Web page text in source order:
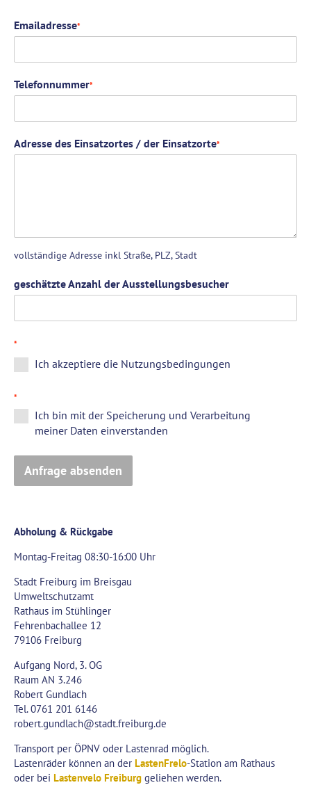
Emailadresse*
Telefonnummer*
Adresse des Einsatzortes / der Einsatzorte*
vollständige Adresse inkl Straße, PLZ, Stadt
geschätzte Anzahl der Ausstellungsbesucher
*
Ich akzeptiere die Nutzungsbedingungen
*
Ich bin mit der Speicherung und Verarbeitung
meiner Daten einverstanden
Anfrage absenden
Abholung & Rückgabe
Montag-Freitag 08:30-16:00 Uhr
Stadt Freiburg im Breisgau
Umweltschutzamt
Rathaus im Stühlinger
Fehrenbachallee 12
79106 Freiburg
Aufgang Nord, 3. OG
Raum AN 3.246
Robert Gundlach
Tel. 0761 201 6146
robert.gundlach@stadt.freiburg.de
Transport per ÖPNV oder Lastenrad möglich.
Lastenräder können an der LastenFrelo-Station am Rathaus
oder bei Lastenvelo Freiburg geliehen werden.